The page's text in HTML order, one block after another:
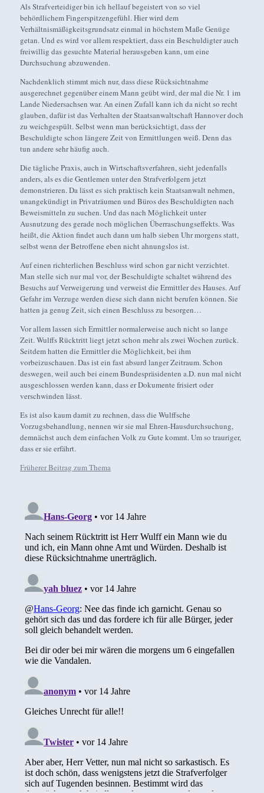
Als Strafverteidiger bin ich hellauf begeistert von so viel
behördlichem Fingerspitzengefühl. Hier wird dem
Verhältnismäßigkeitsgrundsatz einmal in höchstem Maße Genüge
getan. Und es wird vor allem respektiert, dass ein Beschuldigter auch
freiwillig das gesuchte Material herausgeben kann, um eine
Durchsuchung abzuwenden.
Nachdenklich stimmt mich nur, dass diese Rücksichtnahme
ausgerechnet gegenüber einem Mann geübt wird, der mal die Nr. 1 im
Lande Niedersachsen war. An einen Zufall kann ich da nicht so recht
glauben, dafür ist das Verhalten der Staatsanwaltschaft Hannover doch
zu weichgespült. Selbst wenn man berücksichtigt, dass der
Beschuldigte schon längere Zeit von Ermittlungen weiß. Denn das
tun andere sehr häufig auch.
Die tägliche Praxis, auch in Wirtschaftsverfahren, sieht jedenfalls
anders, als es die Gentlemen unter den Strafverfolgern jetzt
demonstrieren. Da lässt es sich praktisch kein Staatsanwalt nehmen,
unangekündigt in Privaträumen und Büros des Beschuldigten nach
Beweismitteln zu suchen. Und das nach Möglichkeit unter
Ausnutzung des gerade noch möglichen Überraschungseffekts. Was
heißt, die Aktion findet auch dann um halb sieben Uhr morgens statt,
selbst wenn der Betroffene eben nicht ahnungslos ist.
Auf einen richterlichen Beschluss wird schon gar nicht verzichtet.
Man stelle sich nur mal vor, der Beschuldigte schaltet während des
Besuchs auf Verweigerung und verweist die Ermittler des Hauses. Auf
Gefahr im Verzuge werden diese sich dann nicht berufen können. Sie
hatten ja genug Zeit, sich einen Beschluss zu besorgen…
Vor allem lassen sich Ermittler normalerweise auch nicht so lange
Zeit. Wulffs Rücktritt liegt jetzt schon mehr als zwei Wochen zurück.
Seitdem hatten die Ermittler die Möglichkeit, bei ihm
vorbeizuschauen. Das ist ein fast absurd langer Zeitraum. Schon
deswegen, weil auch bei einem Bundespräsidenten a.D. nun mal nicht
ausgeschlossen werden kann, dass er Dokumente frisiert oder
verschwinden lässt.
Es ist also kaum damit zu rechnen, dass die Wulffsche
Vorzugsbehandlung, nennen wir sie mal Ehren-Hausdurchsuchung,
demnächst auch dem einfachen Volk zu Gute kommt. Um so trauriger,
dass er sie erfährt.
Früherer Beitrag zum Thema